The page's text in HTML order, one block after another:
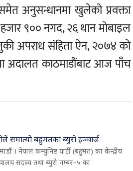
अनुसन्धानमा खुलेको प्रवक्ता
९०० नगद, २६ थान मोबाइल
अपराध संहिता ऐन, २०७४ को
अदालत काठमाडौंबाट आज पाँच
समात्यो बहुमतका ब्युरो इञ्चार्ज
। नेपाल कम्युनिष्ट पार्टी (बहुमत) का केन्द्रीय
सदस्य तथा ब्युरो नम्बर–५ का